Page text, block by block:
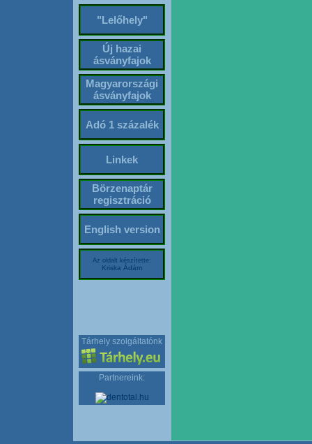
"Lelőhely"
Új hazai
ásványfajok
Magyarországi
ásványfajok
Adó 1 százalék
Linkek
Börzenaptár
regisztráció
English version
Az oldalt készítette:
Kriska Ádám
Tárhely szolgáltatónk
Partnereink: